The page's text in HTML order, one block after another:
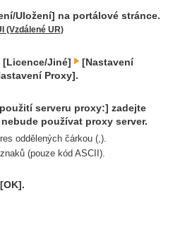
Uložení] na portálové stránce.
(Vzdálené UR)
[Licence/Jiné]
[Nastavení
Proxy].
serveru proxy:] zadejte
používat proxy server.
oddělených čárkou (,).
(pouze kód ASCII).